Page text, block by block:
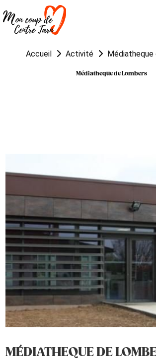
Accueil Activité Médiatheque
Médiatheque de Lombers
MÉDIATHEQUE DE